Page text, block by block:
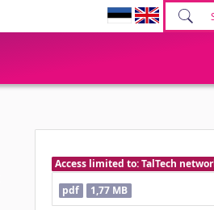
Access limited to: TalTech
pdf
1,77 MB